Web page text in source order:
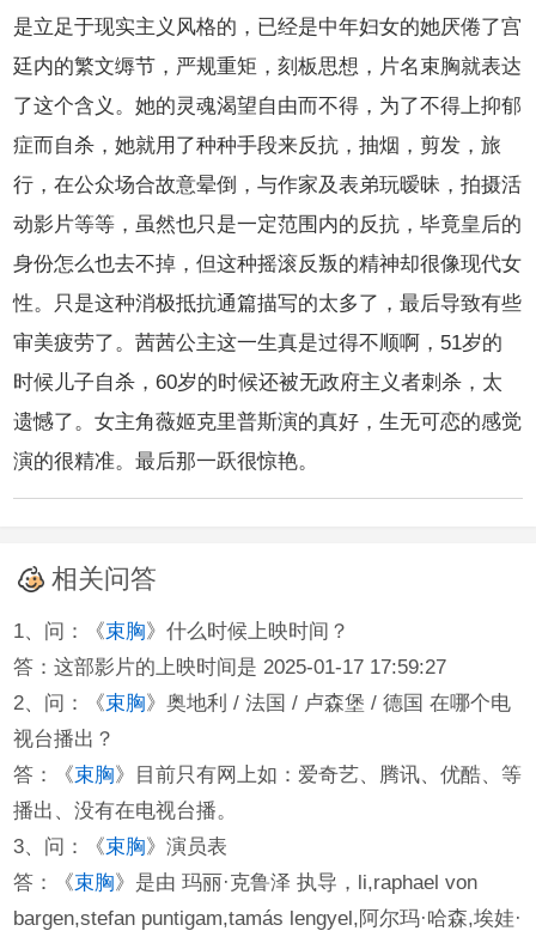
是立足于现实主义风格的，已经是中年妇女的她厌倦了宫
廷内的繁文缛节，严规重矩，刻板思想，片名束胸就表达
了这个含义。她的灵魂渴望自由而不得，为了不得上抑郁
症而自杀，她就用了种种手段来反抗，抽烟，剪发，旅
行，在公众场合故意晕倒，与作家及表弟玩暧昧，拍摄活
动影片等等，虽然也只是一定范围内的反抗，毕竟皇后的
身份怎么也去不掉，但这种摇滚反叛的精神却很像现代女
性。只是这种消极抵抗通篇描写的太多了，最后导致有些
审美疲劳了。茜茜公主这一生真是过得不顺啊，51岁的
时候儿子自杀，60岁的时候还被无政府主义者刺杀，太
遗憾了。女主角薇姬克里普斯演的真好，生无可恋的感觉
演的很精准。最后那一跃很惊艳。
相关问答
1、问：《束胸》什么时候上映时间？
答：这部影片的上映时间是 2025-01-17 17:59:27
2、问：《束胸》奥地利 / 法国 / 卢森堡 / 德国 在哪个电
视台播出？
答：《束胸》目前只有网上如：爱奇艺、腾讯、优酷、等
播出、没有在电视台播。
3、问：《束胸》演员表
答：《束胸》是由 玛丽·克鲁泽 执导，li,raphael von
bargen,stefan puntigam,tamás lengyel,阿尔玛·哈森,埃娃·